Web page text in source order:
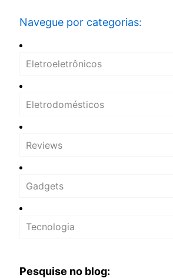
Navegue por categorias:
Eletroeletrônicos
Eletrodomésticos
Reviews
Gadgets
Tecnologia
Pesquise no blog: